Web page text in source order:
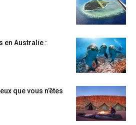
en Australie :
que vous n’êtes